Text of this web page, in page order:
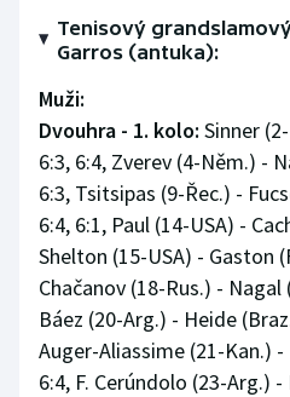
Tenisový
Garros (antuka):
Muži:
Dvouhra - 1. kolo: Sinner
6:3, 6:4, Zverev (4-Něm.) -
6:3, Tsitsipas (9-Řec.) -
6:4, 6:1, Paul (14-USA) -
Shelton (15-USA) - Gaston
Chačanov (18-Rus.) - Nagal
Báez (20-Arg.) - Heide
Auger-Aliassime (21-Kan.)
6:4, F. Cerúndolo (23-Arg.)